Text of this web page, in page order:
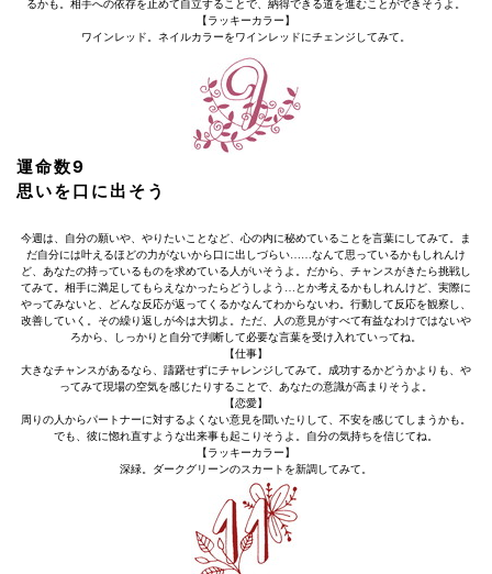
るかも。相手への依存を止めて自立することで、納得できる道を進むことができそうよ。
【ラッキーカラー】
ワインレッド。ネイルカラーをワインレッドにチェンジしてみて。
運命数9
思いを口に出そう
今週は、自分の願いや、やりたいことなど、心の内に秘めていることを言葉にしてみて。ま
だ自分には叶えるほどの力がないから口に出しづらい……なんて思っているかもしれんけ
ど、あなたの持っているものを求めている人がいそうよ。だから、チャンスがきたら挑戦し
てみて。相手に満足してもらえなかったらどうしよう…とか考えるかもしれんけど、実際に
やってみないと、どんな反応が返ってくるかなんてわからないわ。行動して反応を観察し、
改善していく。その繰り返しが今は大切よ。ただ、人の意見がすべて有益なわけではないや
ろから、しっかりと自分で判断して必要な言葉を受け入れていってね。
【仕事】
大きなチャンスがあるなら、躊躇せずにチャレンジしてみて。成功するかどうかよりも、や
ってみて現場の空気を感じたりすることで、あなたの意識が高まりそうよ。
【恋愛】
周りの人からパートナーに対するよくない意見を聞いたりして、不安を感じてしまうかも。
でも、彼に惚れ直すような出来事も起こりそうよ。自分の気持ちを信じてね。
【ラッキーカラー】
深緑。ダークグリーンのスカートを新調してみて。